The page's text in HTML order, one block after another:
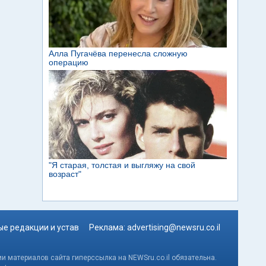
редакции и устав Реклама: advertising@newsru.co.il
сайта гиперссылка на NEWSru.co.il обязательна.